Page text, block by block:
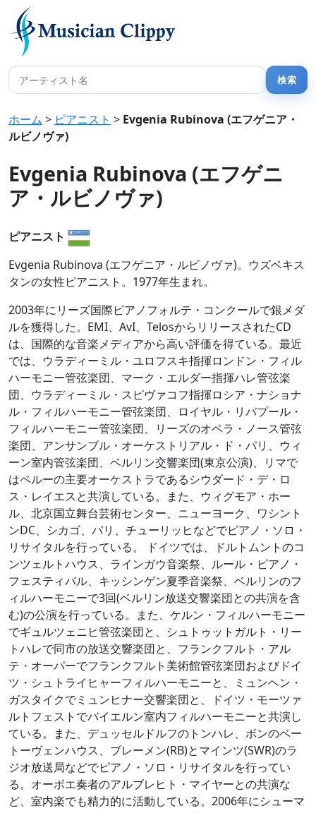
ホーム > ピアニスト > Evgenia Rubinova (エフゲニア・
ルビノヴァ)
Evgenia Rubinova (エフゲニ
ア・ルビノヴァ)
ピアニスト
Evgenia Rubinova (エフゲニア・ルビノヴァ)。ウズベキス
タンの女性ピアニスト。1977年生まれ。
2003年にリーズ国際ピアノフォルテ・コンクールで銀メダ
ルを獲得した。EMI、AvI、TelosからリリースされたCD
は、国際的な音楽メディアから高い評価を得ている。最近
では、ウラディーミル・ユロフスキ指揮ロンドン・フィル
ハーモニー管弦楽団、マーク・エルダー指揮ハレ管弦楽
団、ウラディーミル・スピヴァコフ指揮ロシア・ナショナ
ル・フィルハーモニー管弦楽団、ロイヤル・リバプール・
フィルハーモニー管弦楽団、リーズのオペラ・ノース管弦
楽団、アンサンブル・オーケストリアル・ド・パリ、ウィ
ーン室内管弦楽団、ベルリン交響楽団(東京公演)、リマで
はペルーの主要オーケストラであるシウダード・デ・ロ
ス・レイエスと共演している。また、ウィグモア・ホー
ル、北京国立舞台芸術センター、ニューヨーク、ワシント
ンDC、シカゴ、パリ、チューリッヒなどでピアノ・ソロ・
リサイタルを行っている。 ドイツでは、ドルトムントのコ
ンツェルトハウス、ラインガウ音楽祭、ルール・ピアノ・
フェスティバル、キッシンゲン夏季音楽祭、ベルリンのフ
ィルハーモニーで3回(ベルリン放送交響楽団との共演を含
む)の公演を行っている。また、ケルン・フィルハーモニー
でギュルツェニヒ管弦楽団と、シュトゥットガルト・リー
トハレで同市の放送交響楽団と、フランクフルト・アル
テ・オーパーでフランクフルト美術館管弦楽団およびドイ
ツ・シュトライヒャーフィルハーモニーと、ミュンヘン・
ガスタイクでミュンヒナー交響楽団と、ドイツ・モーツァ
ルトフェストでバイエルン室内フィルハーモニーと共演し
ている。また、デュッセルドルフのトンハレ、ボンのベー
トーヴェンハウス、ブレーメン(RB)とマインツ(SWR)のラ
ジオ放送局などでピアノ・ソロ・リサイタルを行ってい
る。オーボエ奏者のアルブレヒト・マイヤーとの共演な
ど、室内楽でも精力的に活動している。2006年にシューマ